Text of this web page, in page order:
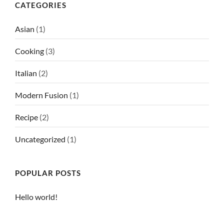
CATEGORIES
Asian (1)
Cooking (3)
Italian (2)
Modern Fusion (1)
Recipe (2)
Uncategorized (1)
POPULAR POSTS
Hello world!
35 Route de l’Eglise, 74330 Choisy